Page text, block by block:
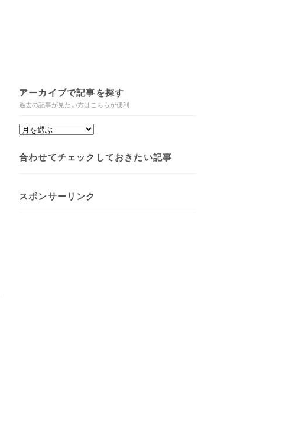
アーカイブで記事を探す
過去の記事が見たい方はこちらが便利
合わせてチェックしておきたい記事
スポンサーリンク